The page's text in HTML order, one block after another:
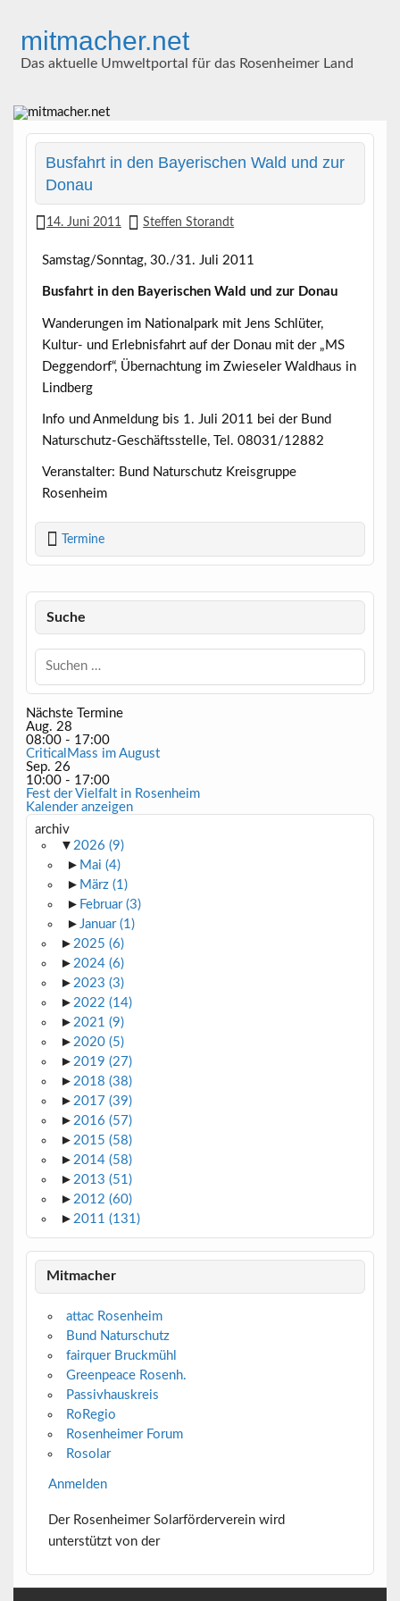
contentmitmacher.net
Das aktuelle Umweltportal für das Rosenheimer Land
Busfahrt in den Bayerischen Wald und zur
Donau
14. Juni 2011 Steffen Storandt
Samstag/Sonntag, 30./31. Juli 2011
Busfahrt in den Bayerischen Wald und zur Donau
Wanderungen im Nationalpark mit Jens Schlüter,
Kultur- und Erlebnisfahrt auf der Donau mit der „MS
Deggendorf“, Übernachtung im Zwieseler Waldhaus in
Lindberg
Info und Anmeldung bis 1. Juli 2011 bei der Bund
Naturschutz-Geschäftsstelle, Tel. 08031/12882
Veranstalter: Bund Naturschutz Kreisgruppe
Rosenheim
Termine
Suche
Nächste Termine
Aug. 28
08:00- 17:00
CriticalMass im August
Sep. 26
10:00- 17:00
Fest der Vielfalt in Rosenheim
Kalender anzeigen
archiv
▼ 2026 (9)
► Mai(4)
► März(1)
► Februar(3)
► Januar(1)
► 2025 (6)
► 2024 (6)
► 2023 (3)
► 2022 (14)
► 2021 (9)
► 2020 (5)
► 2019 (27)
► 2018 (38)
► 2017 (39)
► 2016 (57)
► 2015 (58)
► 2014 (58)
► 2013 (51)
► 2012 (60)
► 2011 (131)
Mitmacher
attac Rosenheim
Bund Naturschutz
fairquer Bruckmühl
Greenpeace Rosenh.
Passivhauskreis
RoRegio
Rosenheimer Forum
Rosolar
Anmelden
Der Rosenheimer Solarförderverein wird
unterstützt von der